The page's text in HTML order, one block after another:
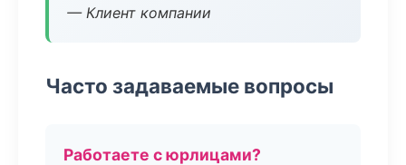
— Клиент компании
Часто задаваемые вопросы
Работаете с юрлицами?